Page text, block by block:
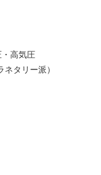
高気圧
タリー派）